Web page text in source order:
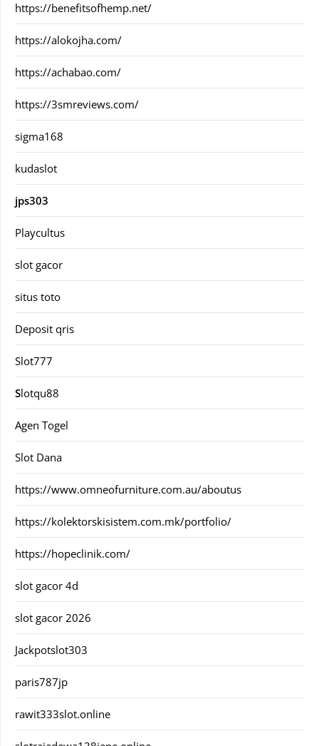
https://benefitsofhemp.net/
https://alokojha.com/
https://achabao.com/
https://3smreviews.com/
sigma168
kudaslot
jps303
Playcultus
slot gacor
situs toto
Deposit qris
Slot777
Slotqu88
Agen Togel
Slot Dana
https://www.omneofurniture.com.au/aboutus
https://kolektorskisistem.com.mk/portfolio/
https://hopeclinik.com/
slot gacor 4d
slot gacor 2026
Jackpotslot303
paris787jp
rawit333slot.online